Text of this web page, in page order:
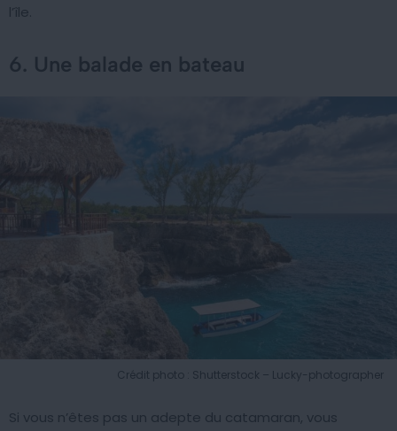
l’île.
6. Une balade en bateau
Crédit photo : Shutterstock – Lucky-photographer
Si vous n’êtes pas un adepte du catamaran, vous